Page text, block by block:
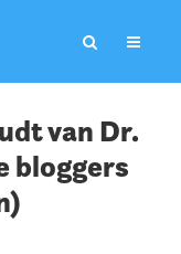
van Dr.
bloggers